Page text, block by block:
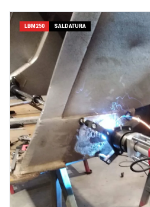
LBM250 SALDATURA